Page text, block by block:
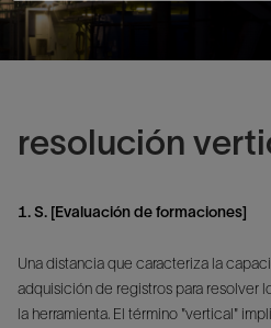
resolución
1. S. [Evaluación de formaciones]
Una distancia que caracteriza la
adquisición de registros para resolver
la herramienta. El término "vertical"